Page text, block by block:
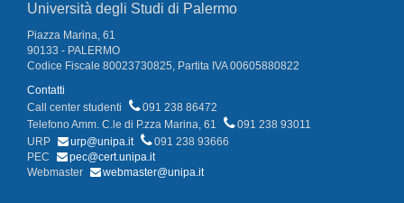
Università degli Studi di Palermo
Piazza Marina, 61
90133 - PALERMO
Codice Fiscale 80023730825, Partita IVA 00605880822
Contatti
Call center studenti
091 238 86472
Telefono Amm. C.le di P.zza Marina, 61
091 238 93011
URP
urp@unipa.it
091 238 93666
PEC
pec@cert.unipa.it
Webmaster
webmaster@unipa.it